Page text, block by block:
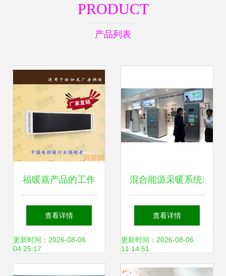
PRODUCT
产品列表
福暖嘉产品的工作
原理、用途及分类
查看详情
更新时间：2026-08-06
04:25:17
混合能源采暖系统:
潜力巨大但尚存缺
陷
查看详情
更新时间：2026-08-06
11:14:51